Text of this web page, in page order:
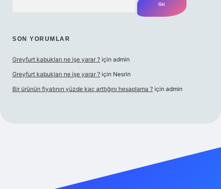
SON YORUMLAR
Greyfurt kabukları ne işe yarar ? için admin
Greyfurt kabukları ne işe yarar ? için Nesrin
Bir ürünün fiyatının yüzde kaç arttığını hesaplama ? için admin